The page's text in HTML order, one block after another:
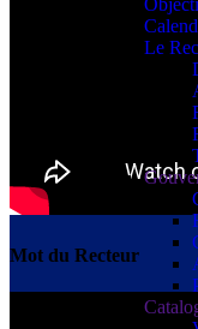
Le
Mot du Recteur